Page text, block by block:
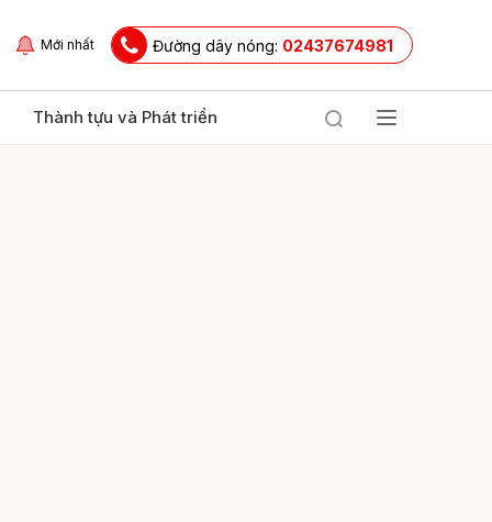
Mới nhất Đường dây nóng: 02437674981
Thành tựu và Phát triển